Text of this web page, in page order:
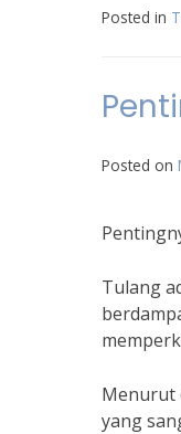
Posted in
Posted on
Tulang
Menurut
yang